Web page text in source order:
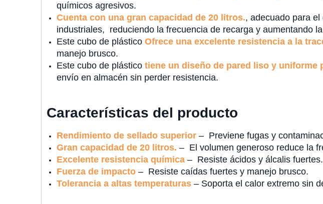
químicos agresivos.
Cuenta con una gran capacidad de 20 litros., adecuado para
industriales, reduciendo la frecuencia de recarga y aumentando
Este cubo de plástico Ofrece una excelente resistencia a la
manejo brusco.
Este cubo de plástico tiene un diseño de pared liso y uniforme
envío en almacén sin perder resistencia.
Características del producto
Rendimiento de sellado superior – Previene fugas y
Gran capacidad de 20 litros. – El volumen generoso reduce la
Excelente resistencia química – Resiste ácidos y álcalis fuertes.
Fuerza de impacto – Resiste caídas fuertes y manejo brusco.
Tolerancia a altas temperaturas – Soporta el calor extremo sin